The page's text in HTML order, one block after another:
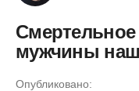
мужчины
Опубликовано: